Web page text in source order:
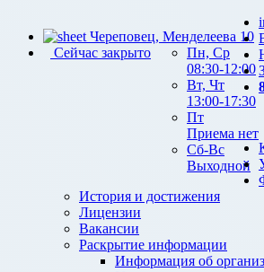
Череповец, Менделеева 10
Сейчас закрыто
Пн, Ср
08:30-12:00
Вт, Чт
13:00-17:30
Пт
Приема нет
Сб-Вс
Выходной
История и достижения
Лицензии
Вакансии
Раскрытие информации
Информация об